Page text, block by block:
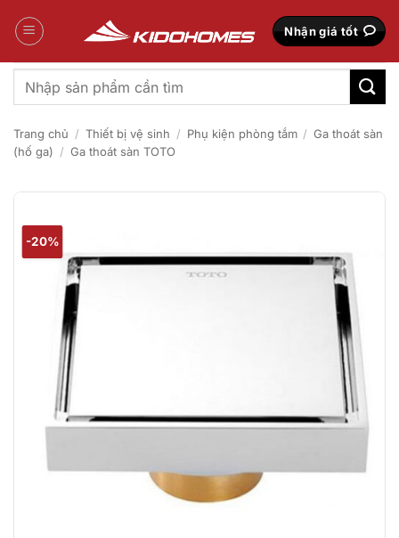
qua
Nhận giá tốt
Tìm
kiếm:
Trang chủ / Thiết bị vệ sinh / Phụ kiện phòng tắm / Ga thoát sàn
(hố ga) / Ga thoát sàn TOTO
-20%